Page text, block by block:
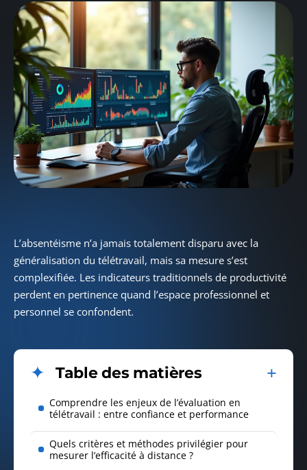
L’absentéisme n’a jamais totalement disparu avec la
généralisation du télétravail, mais sa mesure s’est
complexifiée. Les indicateurs traditionnels de productivité
perdent en pertinence quand l’espace professionnel et
personnel se confondent.
Table des matières
Comprendre les enjeux de l’évaluation en
télétravail : entre confiance et performance
Quels critères et méthodes privilégier pour
mesurer l’efficacité à distance ?